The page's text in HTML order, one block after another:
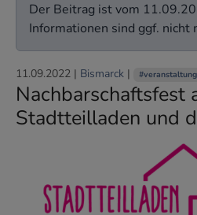
Der Beitrag ist vom
Informationen sind ggf. nicht
11.09.2022 | Bismarck | #veranstaltung
Nachbarschaftsfest
Stadtteilladen und